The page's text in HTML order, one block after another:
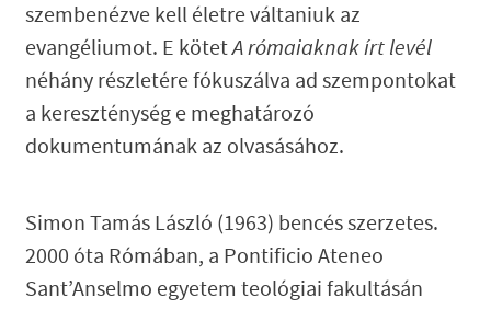
szembenézve kell életre váltaniuk az
evangéliumot. E kötetA rómaiaknak írt levél
néhány részletére fókuszálva ad szempontokat
a kereszténység e meghatározó
dokumentumának az olvasásához.
Simon Tamás László (1963) bencés szerzetes.
2000 óta Rómában, a Pontificio Ateneo
Sant’Anselmo egyetem teológiai fakultásán